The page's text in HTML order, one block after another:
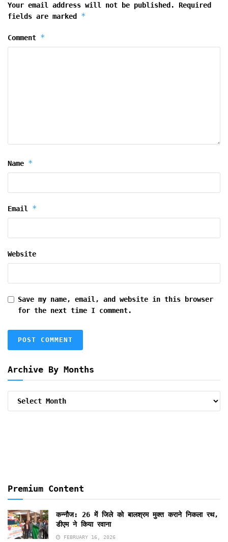
Your email address will not be published.
Required
fields are marked *
Comment *
Name *
Email *
Website
Save my name, email, and website in this browser
for the next time I comment.
Archive By Months
Archive
Premium Content
कन्नौज: 26 में जिले को बालश्रम मुक्त कराने निकला रथ,
डीएम ने किया रवाना
FEBRUARY 16, 2026